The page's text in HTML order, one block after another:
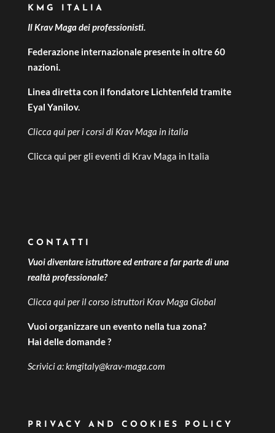
KMG ITALIA
Il Krav Maga dei professionisti.
Federazione internazionale presente in oltre 60
nazioni.
Linea diretta con il fondatore Lichtenfeld tramite
Eyal Yanilov.
Clicca qui per icorsi di Krav Maga in italia
Clicca qui per gli eventi di Krav Maga in Italia
CONTATTI
Vuoi diventare istruttore ed entrare a far parte di una
realtà professionale?
Clicca qui per ilcorso istruttori Krav Maga Global
Vuoi organizzare un evento nella tua zona?
Hai delle domande ?
Scrivici a:kmgitaly@krav-maga.com
PRIVACY AND COOKIES POLICY